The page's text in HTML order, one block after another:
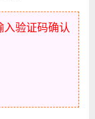
入验证码确认